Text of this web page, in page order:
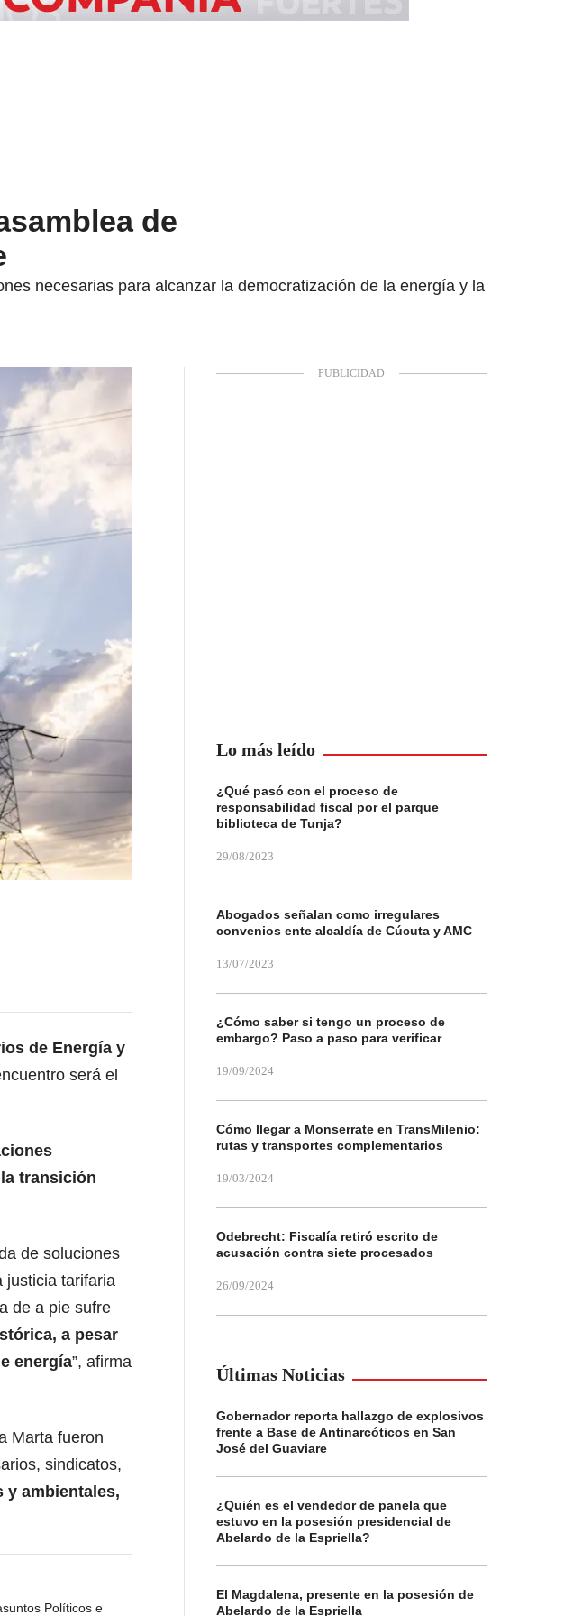
de
necesarias para alcanzar la democratización de la energía y la
de Energía y
será el
transición
de soluciones
justicia tarifaria
de a pie sufre
a pesar
energía”, afirma
Marta fueron
sindicatos,
y ambientales,
Políticos e
Lo más leído
¿Qué pasó con el proceso de
responsabilidad fiscal por el parque
biblioteca de Tunja?
29/08/2023
Abogados señalan como irregulares
convenios ente alcaldía de Cúcuta y AMC
13/07/2023
¿Cómo saber si tengo un proceso de
embargo? Paso a paso para verificar
19/09/2024
Cómo llegar a Monserrate en TransMilenio:
rutas y transportes complementarios
19/03/2024
Odebrecht: Fiscalía retiró escrito de
acusación contra siete procesados
26/09/2024
Últimas Noticias
Gobernador reporta hallazgo de explosivos
frente a Base de Antinarcóticos en San
José del Guaviare
¿Quién es el vendedor de panela que
estuvo en la posesión presidencial de
Abelardo de la Espriella?
El Magdalena, presente en la posesión de
Abelardo de la Espriella